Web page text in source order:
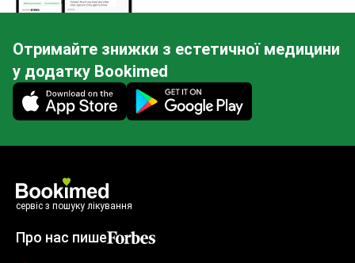
Отримайте знижки з естетичної медицини
у додатку Bookimed
Mobile app illustration
сервіс з пошуку лікування
Про нас пише